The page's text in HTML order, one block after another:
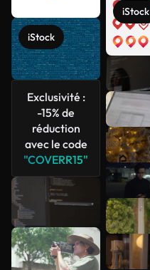
iStock
Exclusivité :
-15% de
réduction
avec le code
"COVERR15"
iStock